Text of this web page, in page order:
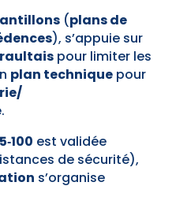
(plans de
), s’appuie sur
pour limiter les
plan techniquepour
.
est validée
de sécurité),
s’organise